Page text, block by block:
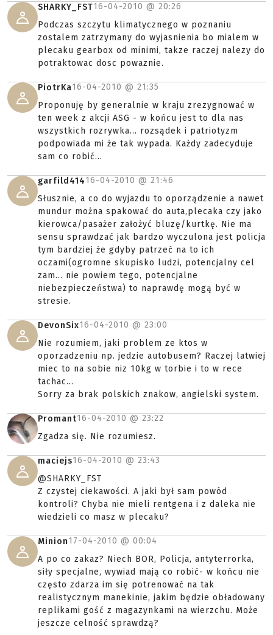
SHARKY_FST16-04-2010 @ 20:26
Podczas szczytu klimatycznego w poznaniu
zostalem zatrzymany do wyjasnienia bo mialem w
plecaku gearbox od minimi, takze raczej nalezy do
potraktowac dosc powaznie.
PiotrKa16-04-2010 @ 21:35
Proponuję by generalnie w kraju zrezygnować w
ten week z akcji ASG - w końcu jest to dla nas
wszystkich rozrywka... rozsądek i patriotyzm
podpowiada mi że tak wypada. Każdy zadecyduje
sam co robić...
garfild41416-04-2010 @ 21:46
Słusznie, a co do wyjazdu to oporządzenie a nawet
mundur można spakować do auta,plecaka czy jako
kierowca/pasażer założyć bluzę/kurtkę. Nie ma
sensu sprawdzać jak bardzo wyczulona jest policja
tym bardziej że gdyby patrzeć na to ich
oczami(ogromne skupisko ludzi, potencjalny cel
zam... nie powiem tego, potencjalne
niebezpieczeństwa) to naprawdę mogą być w
stresie.
DevonSix16-04-2010 @ 23:00
Nie rozumiem, jaki problem ze ktos w
oporzadzeniu np. jedzie autobusem? Raczej latwiej
miec to na sobie niz 10kg w torbie i to w rece
tachac...
Sorry za brak polskich znakow, angielski system.
Promant16-04-2010 @ 23:22
Zgadza się. Nie rozumiesz.
maciejs16-04-2010 @ 23:43
@SHARKY_FST
Z czystej ciekawości. A jaki był sam powód
kontroli? Chyba nie mieli rentgena i z daleka nie
wiedzieli co masz w plecaku?
Minion17-04-2010 @ 00:04
A po co zakaz? Niech BOR, Policja, antyterrorka,
siły specjalne, wywiad mają co robić- w końcu nie
często zdarza im się potrenować na tak
realistycznym manekinie, jakim będzie obładowany
replikami gość z magazynkami na wierzchu. Może
jeszcze celność sprawdzą?